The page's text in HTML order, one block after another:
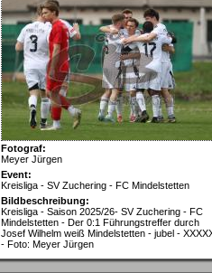
Fotograf:
Meyer Jürgen
Event:
Kreisliga - SV Zuchering - FC Mindelstetten
Bildbeschreibung:
Kreisliga - Saison 2025/26- SV Zuchering - FC
Mindelstetten - Der 0:1 Führungstreffer durch
Josef Wilhelm weiß Mindelstetten - jubel -
- Foto: Meyer Jürgen